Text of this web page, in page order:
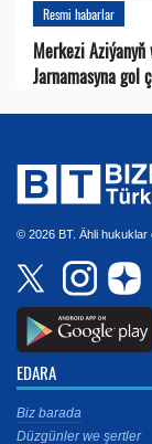
Resmi habarlar
Merkezi
Jarnamasyna gol
© 2026 BT. Ähli hukuklar
EDARA
Biz barada
Düzgünler we şertler